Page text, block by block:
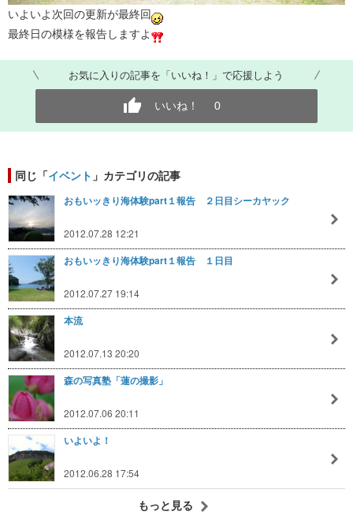
いよいよ次回の更新が最終回
最終日の模様を報告しますよ
お気に入りの記事を「いいね！」で応援しよう
いいね！ 0
同じ「イベント 」カテゴリの記事
おもいッきり海体験part１報告 ２日目シーカヤック
2012.07.28 12:21
おもいッきり海体験part１報告 １日目
2012.07.27 19:14
本流
2012.07.13 20:20
森の写真塾「蓮の撮影」
2012.07.06 20:11
いよいよ！
2012.06.28 17:54
もっと見る